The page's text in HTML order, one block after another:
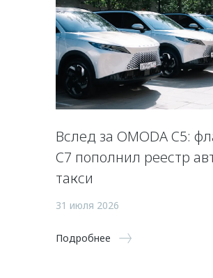
Вслед за OMODA C5:
C7 пополнил реестр
такси
31 июля 2026
Подробнее